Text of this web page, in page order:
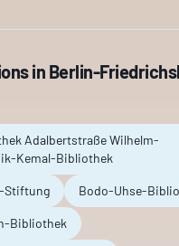
in Berlin-
Adalbertstraße Wilhelm-
Kemal-Bibliothek
Stiftung Bodo-Uhse-
Bibliothek